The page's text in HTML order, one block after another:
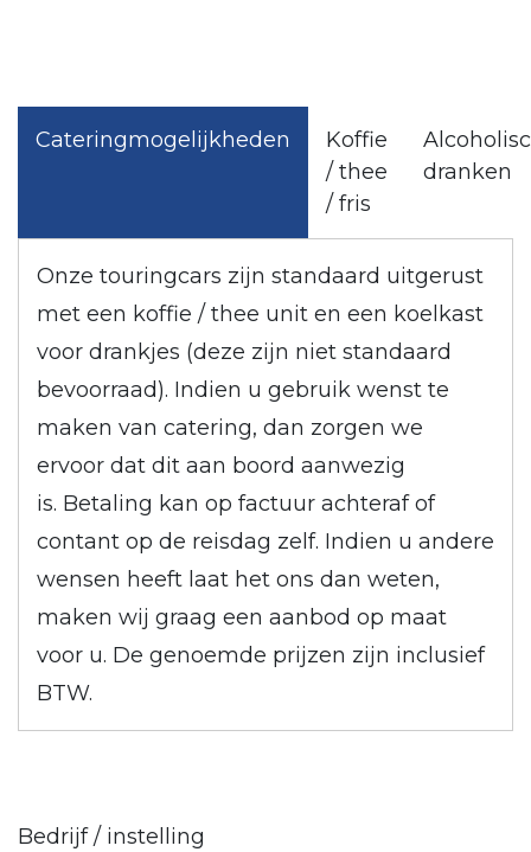
Cateringmogelijkheden
Koffie
/ thee
/ fris
dranken
Onze touringcars zijn standaard uitgerust
met een koffie / thee unit en een koelkast
voor drankjes (deze zijn niet standaard
bevoorraad). Indien u gebruik wenst te
maken van catering, dan zorgen we
ervoor dat dit aan boord aanwezig
is. Betaling kan op factuur achteraf of
contant op de reisdag zelf. Indien u andere
wensen heeft laat het ons dan weten,
maken wij graag een aanbod op maat
voor u. De genoemde prijzen zijn inclusief
BTW.
Bedrijf / instelling